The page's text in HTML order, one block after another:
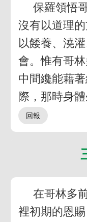
保羅領悟
沒有以道理
以餧養、澆
會。惟有哥
中間纔能藉
際，那時身
在哥林多
裡初期的恩